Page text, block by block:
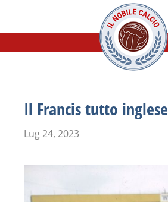
Il Francis tutto inglese
Lug 24, 2023